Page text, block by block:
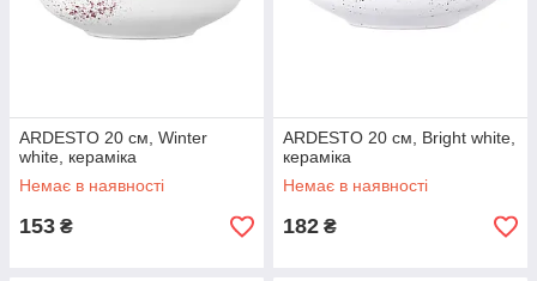
ARDESTO 20 см, Winter
white, кераміка
Немає в наявності
153 ₴
ARDESTO 20 см, Bright white,
кераміка
Немає в наявності
182 ₴